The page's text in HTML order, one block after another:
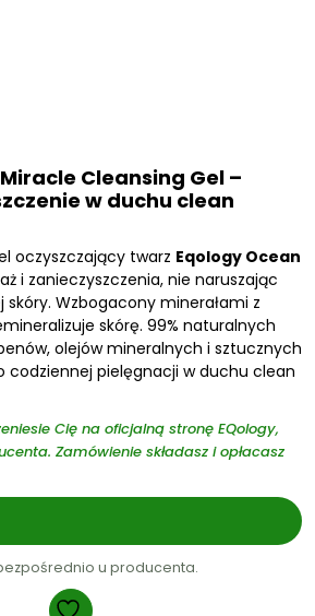
Cleansing Gel –
w duchu clean
oczyszczający twarz Eqology Ocean
i zanieczyszczenia, nie naruszając
Wzbogacony minerałami z
skórę. 99% naturalnych
olejów mineralnych i sztucznych
codziennej pielęgnacji w duchu clean
Cię na oficjalną stronę EQology,
Zamówienie składasz i opłacasz
u producenta.